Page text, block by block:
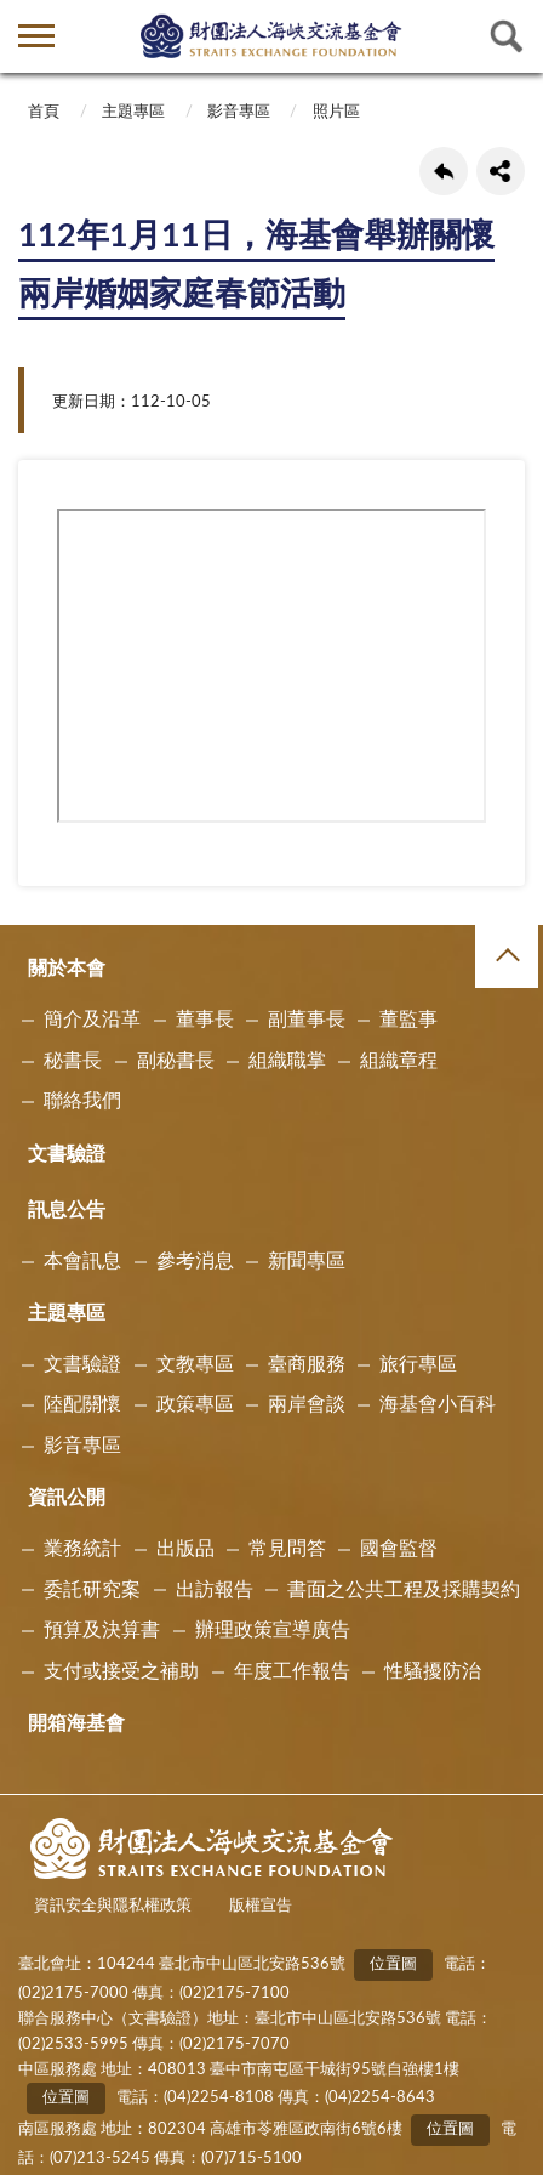
首頁 主題專區 影音專區 照片區
112年1月11日，海基會舉辦關懷
兩岸婚姻家庭春節活動
更新日期：112-10-05
關於本會
簡介及沿革 董事長 副董事長 董監事
秘書長 副秘書長 組織職掌 組織章程
聯絡我們
文書驗證
訊息公告
本會訊息 參考消息 新聞專區
主題專區
文書驗證 文教專區 臺商服務 旅行專區
陸配關懷 政策專區 兩岸會談 海基會小百科
影音專區
資訊公開
業務統計 出版品 常見問答 國會監督
委託研究案 出訪報告 書面之公共工程及採購契約
預算及決算書 辦理政策宣導廣告
支付或接受之補助 年度工作報告 性騷擾防治
開箱海基會
資訊安全與隱私權政策 版權宣告
臺北會址：104244 臺北市中山區北安路536號 位置圖
電話：
(02)2175-7000 傳真：(02)2175-7100
聯合服務中心（文書驗證）地址：臺北市中山區北安路536號 電話：
(02)2533-5995 傳真：(02)2175-7070
中區服務處 地址：408013 臺中市南屯區干城街95號自強樓1樓
位置圖
電話：(04)2254-8108 傳真：(04)2254-8643
南區服務處 地址：802304 高雄市苓雅區政南街6號6樓
位置圖
電
話：(07)213-5245 傳真：(07)715-5100